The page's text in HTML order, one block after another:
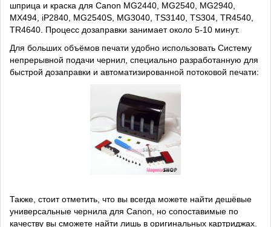
шприца и краска для Canon MG2440, MG2540, MG2940,
MX494, iP2840, MG2540S, MG3040, TS3140, TS304, TR4540,
TR4640. Процесс дозаправки занимает около 5-10 минут.
Для больших объёмов печати удобно использовать Систему
непрерывной подачи чернил, специально разработанную для
быстрой дозаправки и автоматизированной потоковой печати:
Также, стоит отметить, что вы всегда можете найти дешёвые
универсальные чернила для Canon, но сопоставимые по
качеству вы сможете найти лишь в оригинальных картриджах.